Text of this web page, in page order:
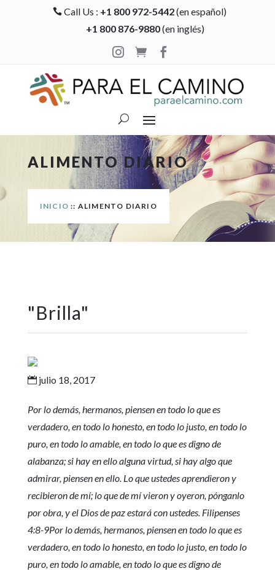
 Call Us : +1 800 972-5442(en español)
+1 800 876-9880(en inglés)

 
ALIMENTO DIARIO
INICIO :: ALIMENTO DIARIO
"Brilla"
julio 18, 2017
Por lo demás, hermanos, piensen en todo lo que es
verdadero, en todo lo honesto, en todo lo justo, en todo lo
puro, en todo lo amable, en todo lo que es digno de
alabanza; si hay en ello alguna virtud, si hay algo que
admirar, piensen en ello. Lo que ustedes aprendieron y
recibieron de mí; lo que de mí vieron y oyeron, pónganlo
por obra, y el Dios de paz estará con ustedes. Filipenses
4:8-9Por lo demás, hermanos, piensen en todo lo que es
verdadero, en todo lo honesto, en todo lo justo, en todo lo
puro, en todo lo amable, en todo lo que es digno de